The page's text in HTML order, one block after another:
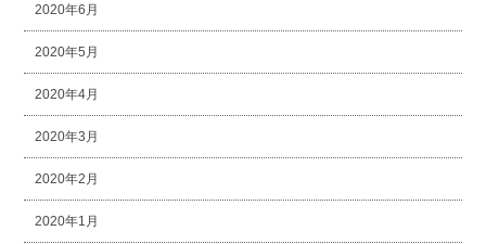
2020年6月
2020年5月
2020年4月
2020年3月
2020年2月
2020年1月